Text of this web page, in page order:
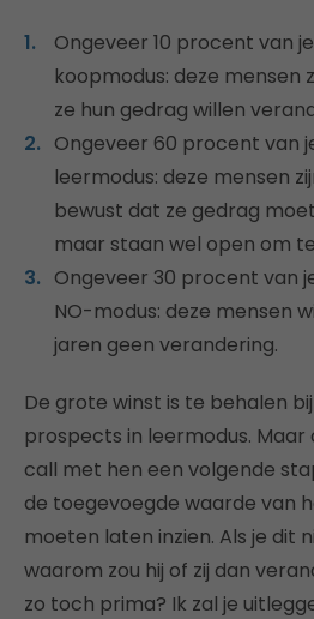
Ongeveer 10 procent van
koopmodus: deze mensen
ze hun gedrag willen
Ongeveer 60 procent van
leermodus: deze mensen
bewust dat ze gedrag
maar staan wel open om
Ongeveer 30 procent van
NO-modus: deze mensen
jaren geen verandering.
De grote winst is te behalen
prospects in leermodus. Maar
call met hen een volgende
de toegevoegde waarde van
moeten laten inzien. Als je dit
waarom zou hij of zij dan
zo toch prima? Ik zal je